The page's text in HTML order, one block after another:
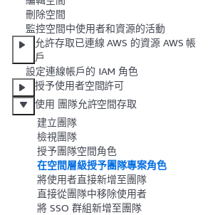
刪除空間
監控空間中使用者和資源的活動
允許存取已連線 AWS 的資源 AWS 帳
戶
設定連線帳戶的 IAM 角色
授予使用者空間許可
使用 團隊允許空間存取
建立團隊
檢視團隊
授予團隊空間角色
在空間層級授予團隊專案角色
將使用者直接新增至團隊
直接從團隊中移除使用者
將 SSO 群組新增至團隊